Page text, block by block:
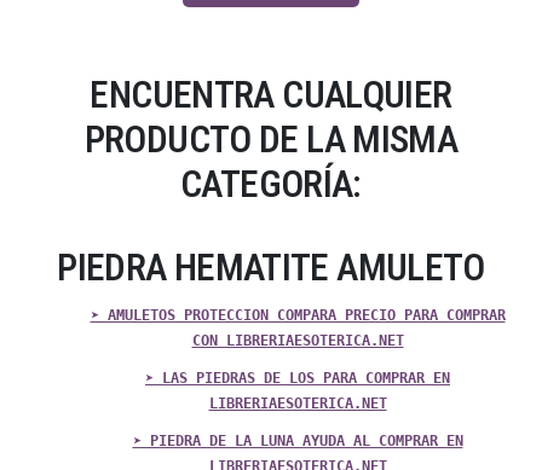
ENCUENTRA CUALQUIER
PRODUCTO DE LA MISMA
CATEGORÍA:
PIEDRA HEMATITE AMULETO
➤ AMULETOS PROTECCION COMPARA PRECIO PARA COMPRAR
CON LIBRERIAESOTERICA.NET
➤ LAS PIEDRAS DE LOS PARA COMPRAR EN
LIBRERIAESOTERICA.NET
➤ PIEDRA DE LA LUNA AYUDA AL COMPRAR EN
LIBRERIAESOTERICA.NET